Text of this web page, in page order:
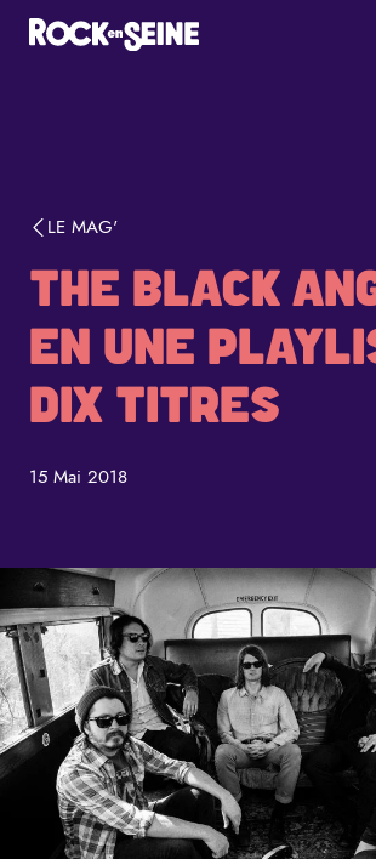
Aller au contenu principal
LE MAG'
THE BLACK
EN UNE
DIX TITRES
15 Mai 2018
Panneau de gestion des cookies